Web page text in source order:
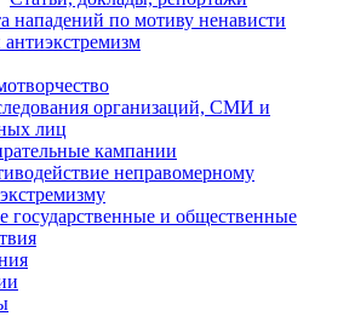
нападений по мотиву ненависти
организаций, СМИ и
лиц
кампании
неправомерному
государственные и общественные